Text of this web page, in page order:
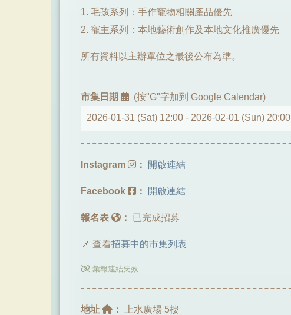
1. 毛孩系列：手作寵物相關產品優先
2. 寵主系列：本地藝術創作及本地文化推廣優先
所有資料以主辦單位之最後公布為準。
市集日期 (按"G"字加到 Google Calendar)
2026-01-31 (Sat) 12:00 - 2026-02-01 (Sun) 20:00
Instagram ： 開啟連結
Facebook ： 開啟連結
報名表 ： 已完成招募
📌 查看招募中的市集列表
彙報連結失效
地址 ： 上水廣場 5樓